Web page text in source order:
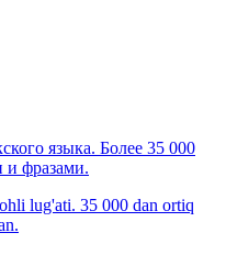
языка. Более 35 000
и фразами.
lug'ati. 35 000 dan ortiq